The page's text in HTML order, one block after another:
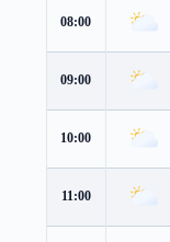
08:00
09:00
10:00
11:00